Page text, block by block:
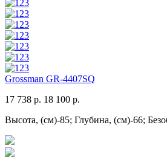
Grossman GR-4407SQ
17 738 р. 18 100 р.
Высота, (см)-85; Глубина, (см)-66;